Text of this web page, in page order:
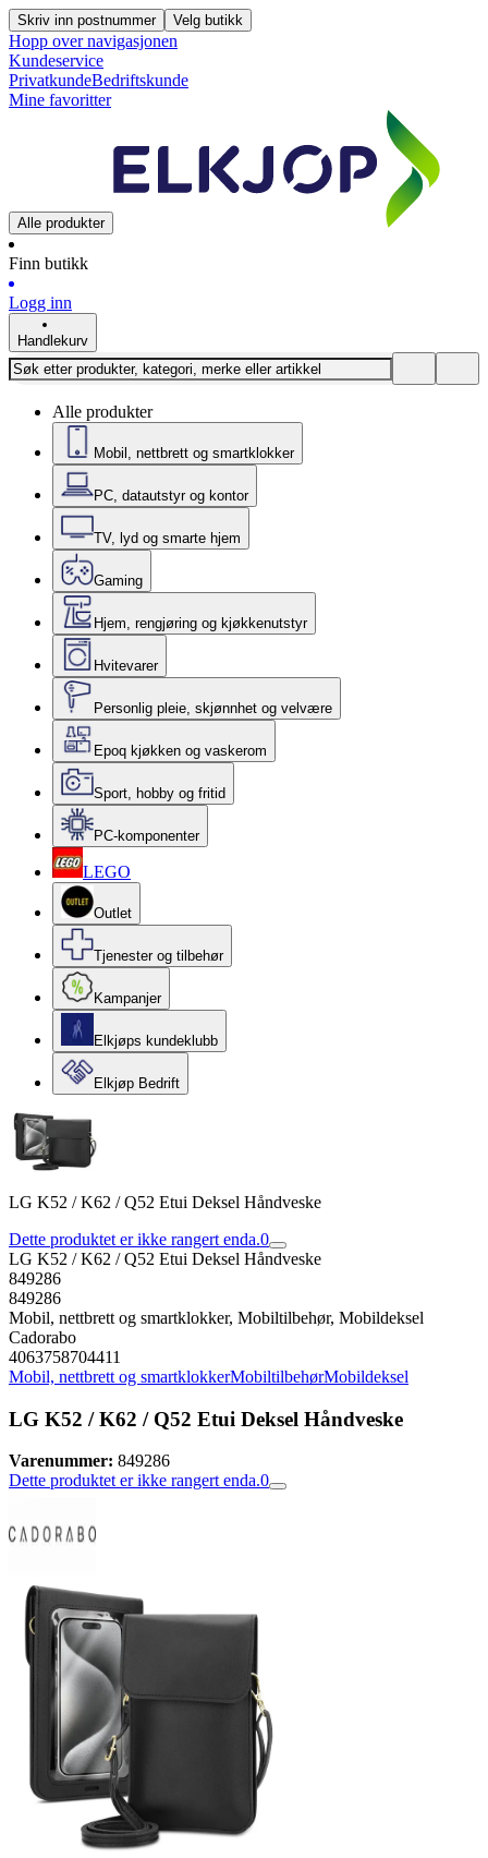
Skriv inn postnummer Velg butikk
Hopp over navigasjonen
Kundeservice
PrivatkundeBedriftskunde
Mine favoritter
Alle produkter
Finn butikk
Logg inn
Handlekurv
Alle produkter
Mobil, nettbrett og smartklokker
PC, datautstyr og kontor
TV, lyd og smarte hjem
Gaming
Hjem, rengjøring og kjøkkenutstyr
Hvitevarer
Personlig pleie, skjønnhet og velvære
Epoq kjøkken og vaskerom
Sport, hobby og fritid
PC-komponenter
LEGO
Outlet
Tjenester og tilbehør
Kampanjer
Elkjøps kundeklubb
Elkjøp Bedrift
LG K52 / K62 / Q52 Etui Deksel Håndveske
Dette produktet er ikke rangert enda.0
LG K52 / K62 / Q52 Etui Deksel Håndveske
849286
849286
Mobil, nettbrett og smartklokker, Mobiltilbehør, Mobildeksel
Cadorabo
4063758704411
Mobil, nettbrett og smartklokkerMobiltilbehørMobildeksel
LG K52 / K62 / Q52 Etui Deksel Håndveske
Varenummer: 849286
Dette produktet er ikke rangert enda.0